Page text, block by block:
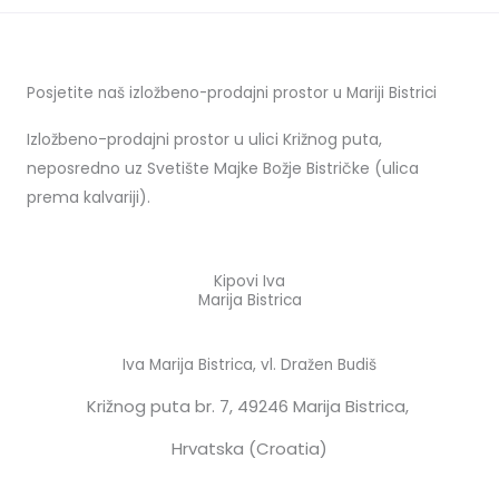
Posjetite naš izložbeno-prodajni prostor u Mariji Bistrici
Izložbeno-prodajni prostor u ulici Križnog puta,
neposredno uz Svetište Majke Božje Bistričke (ulica
prema kalvariji).
Kipovi Iva
Marija Bistrica
Iva Marija Bistrica, vl. Dražen Budiš
Križnog puta br. 7, 49246 Marija Bistrica,
Hrvatska (Croatia)